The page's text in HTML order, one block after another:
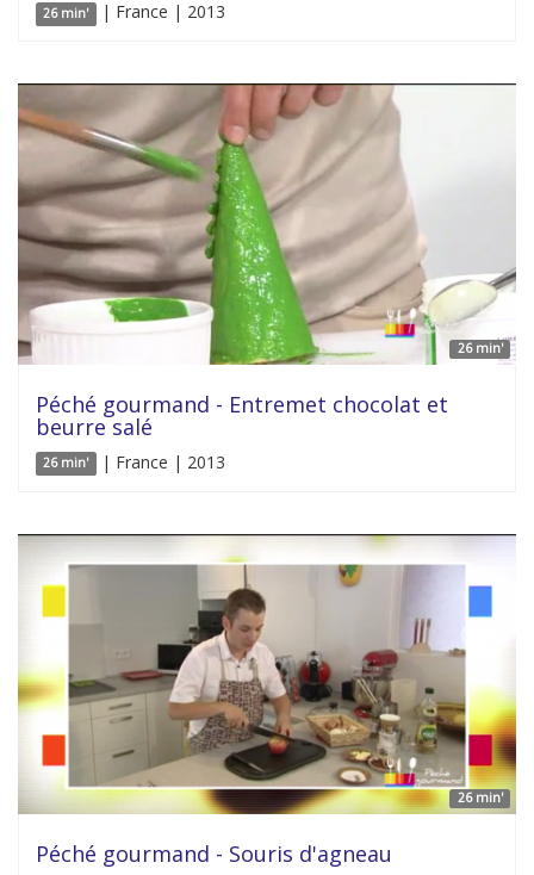
26 min' | France | 2013
26 min'
Péché gourmand - Entremet chocolat et
beurre salé
26 min' | France | 2013
26 min'
Péché gourmand - Souris d'agneau